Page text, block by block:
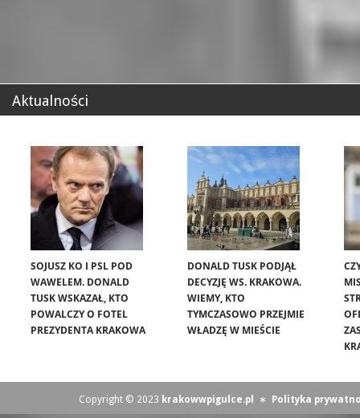
Aktualności
SOJUSZ KO I PSL POD
WAWELEM. DONALD
TUSK WSKAZAŁ, KTO
POWALCZY O FOTEL
PREZYDENTA KRAKOWA
DONALD TUSK PODJĄŁ
DECYZJĘ WS. KRAKOWA.
WIEMY, KTO
TYMCZASOWO PRZEJMIE
WŁADZĘ W MIEŚCIE
Copyright © 2023 krakowwpigulce.pl ∗ Polityka